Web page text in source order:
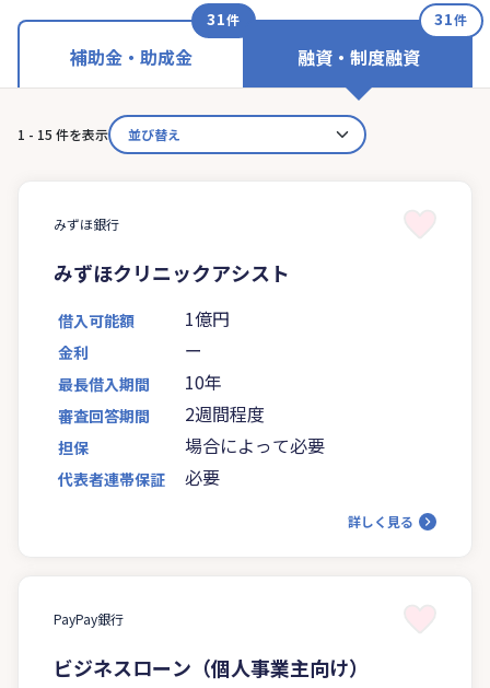
補助金・助成金
31件
融資・制度融資
31件
1 - 15 件を表示
みずほ銀行
みずほクリニックアシスト
借入可能額 1億円
金利 ー
最長借入期間 10年
審査回答期間 2週間程度
担保 場合によって必要
代表者連帯保証 必要
詳しく見る
PayPay銀行
ビジネスローン（個人事業主向け）